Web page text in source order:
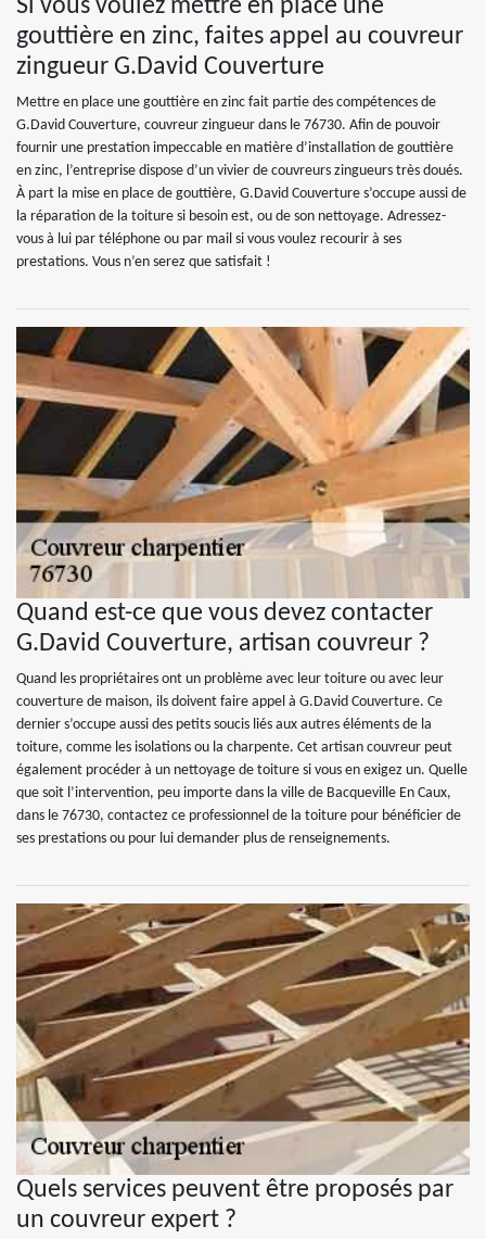
Si vous voulez mettre en place une
gouttière en zinc, faites appel au couvreur
zingueur G.David Couverture
Mettre en place une gouttière en zinc fait partie des compétences de
G.David Couverture, couvreur zingueur dans le 76730. Afin de pouvoir
fournir une prestation impeccable en matière d’installation de gouttière
en zinc, l’entreprise dispose d’un vivier de couvreurs zingueurs très doués.
À part la mise en place de gouttière, G.David Couverture s’occupe aussi de
la réparation de la toiture si besoin est, ou de son nettoyage. Adressez-
vous à lui par téléphone ou par mail si vous voulez recourir à ses
prestations. Vous n’en serez que satisfait !
Quand est-ce que vous devez contacter
G.David Couverture, artisan couvreur ?
Quand les propriétaires ont un problème avec leur toiture ou avec leur
couverture de maison, ils doivent faire appel à G.David Couverture. Ce
dernier s’occupe aussi des petits soucis liés aux autres éléments de la
toiture, comme les isolations ou la charpente. Cet artisan couvreur peut
également procéder à un nettoyage de toiture si vous en exigez un. Quelle
que soit l’intervention, peu importe dans la ville de Bacqueville En Caux,
dans le 76730, contactez ce professionnel de la toiture pour bénéficier de
ses prestations ou pour lui demander plus de renseignements.
Quels services peuvent être proposés par
un couvreur expert ?